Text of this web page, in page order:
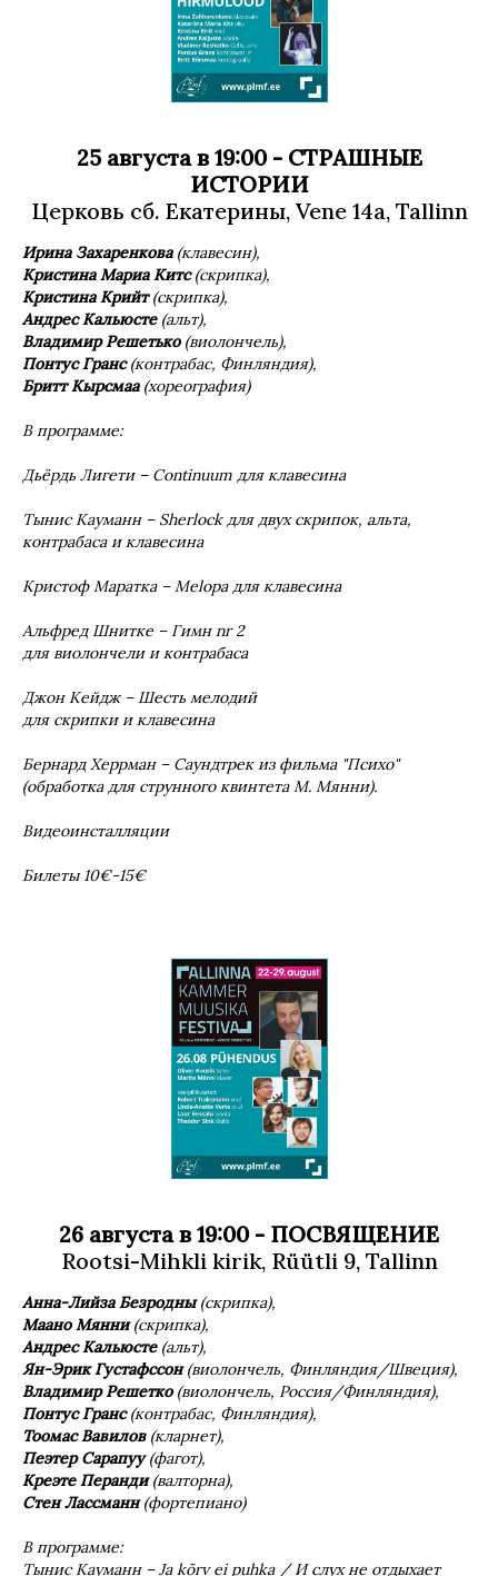
25 августа в 19:00 - СТРАШНЫЕ
ИСТОРИИ
Церковь сб. Екатерины, Vene 14a, Tallinn
Ирина Захаренкова(клавесин),
Кристина Mapиa Kитс(скрипка),
Кристина Крийт(скрипка),
Aндрес Кальюсте(альт),
Владимир Решетько(виолончель),
Понтус Гранс(контрабас, Финляндия),
Бритт Кырсмаа(хореография)
В программе:
Дьёрдь Лигети – Continuum для клавесина
Тынис Кауманн – Sherlock для двух скрипок, альта,
контрабаса и клавесина
Кристоф Маратка – Melopa для клавесина
Альфред Шнитке – Гимн nr 2
для виолончели и контрабаса
Джон Кейдж – Шесть мелодий
для скрипки и клавесина
Бернард Херрман – Саундтрек из фильма "Психо"
(обработка для струнного квинтета М. Мянни).
Видеоинсталляции
Билеты 10€-15€
26 августа в 19:00 - ПОСВЯЩЕНИЕ
Rootsi-Mihkli kirik, Rüütli 9, Tallinn
Aнна-Лийза Безродны(скрипка),
Mаано Мянни(скрипка),
Aндрес Кальюсте(альт),
Ян-Эрик Густафссон(виолончель, Финляндия/Швеция),
Владимир Решетко(виолончель, Россия/Финляндия),
Понтус Гранс(контрабас, Финляндия),
Tooмас Вавилов(кларнет),
Пеэтер Сарапуу(фагот),
Kреэте Перанди(валторна),
Стен Лассманн(фортепиано)
В программе:
Tынис Кауманн – Ja kõrv ei puhka / И слух не отдыхает